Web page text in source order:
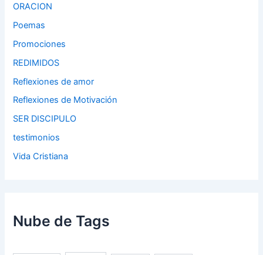
ORACION
Poemas
Promociones
REDIMIDOS
Reflexiones de amor
Reflexiones de Motivación
SER DISCIPULO
testimonios
Vida Cristiana
Nube de Tags